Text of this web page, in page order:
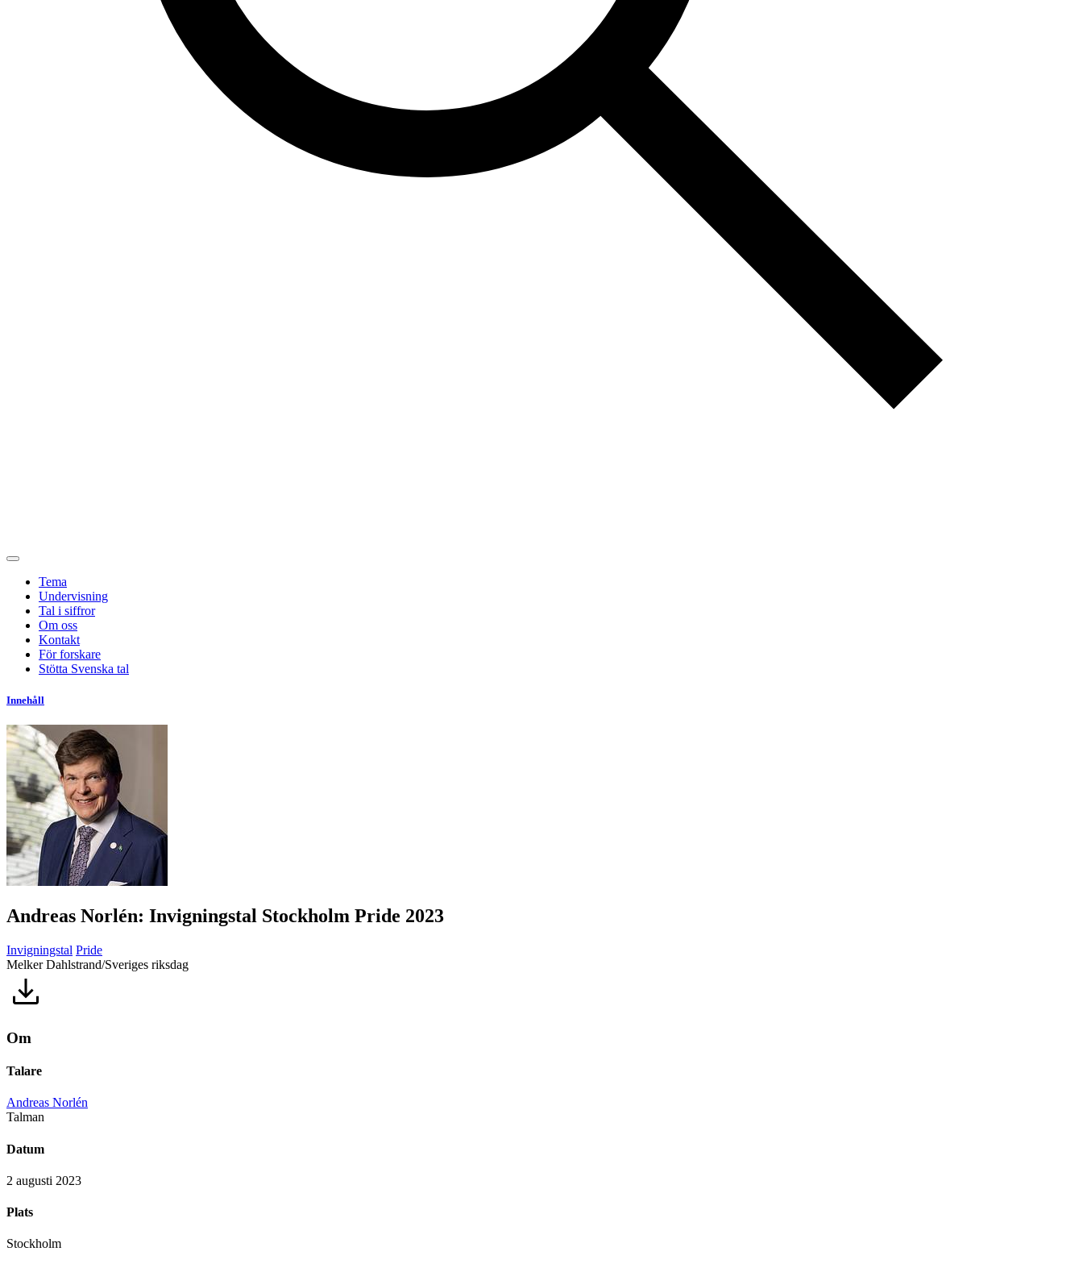
Tema
Undervisning
Tal i siffror
Om oss
Kontakt
För forskare
Stötta Svenska tal
Innehåll
Andreas Norlén: Invigningstal Stockholm Pride 2023
Invigningstal Pride
Melker Dahlstrand/Sveriges riksdag
Om
Talare
Andreas Norlén
Talman
Datum
2 augusti 2023
Plats
Stockholm